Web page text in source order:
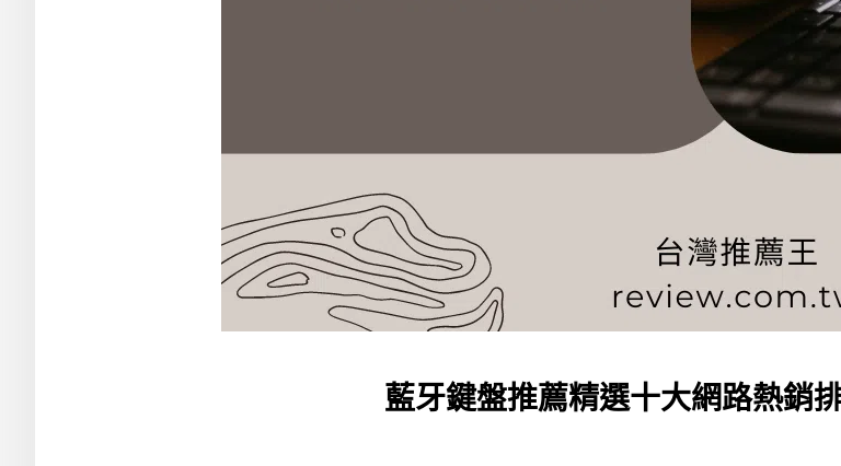
藍牙鍵盤推薦精選十大網路熱銷